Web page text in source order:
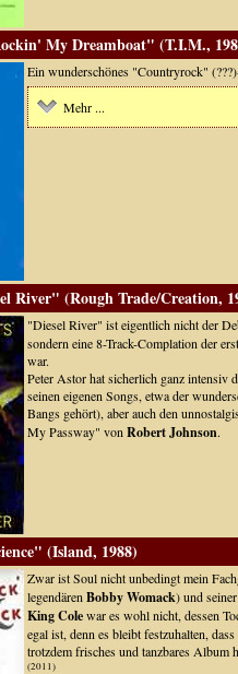
My Dreamboat" (T.I.M.,
Ein wunderschönes "Countryrock"
Mehr ...
River" (Rough Trade/Creation,
"Diesel River" ist eigentlich nicht der
sondern eine 8-Track-Complation der
war.
Peter Astor hat sicherlich ganz intensiv
seinen eigenen Songs, etwa der
Bangs gehört), aber auch den
My Passway" von Robert Johnson.
(Island, 1988)
Zwar ist Soul nicht unbedingt mein
legendären Bobby Womack) und
King Colewar es wohl nicht, dessen
egal ist, denn es bleibt festzuhalten,
trotzdem frisches und tanzbares
(2011)